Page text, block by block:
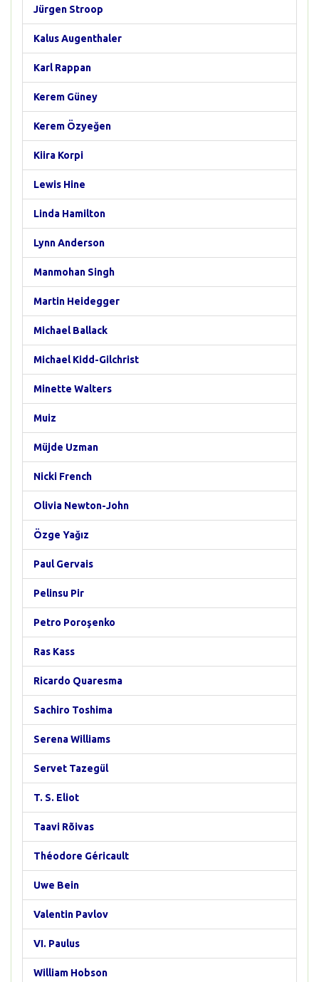
Jürgen Stroop
Kalus Augenthaler
Karl Rappan
Kerem Güney
Kerem Özyeğen
Kiira Korpi
Lewis Hine
Linda Hamilton
Lynn Anderson
Manmohan Singh
Martin Heidegger
Michael Ballack
Michael Kidd-Gilchrist
Minette Walters
Muiz
Müjde Uzman
Nicki French
Olivia Newton-John
Özge Yağız
Paul Gervais
Pelinsu Pir
Petro Poroşenko
Ras Kass
Ricardo Quaresma
Sachiro Toshima
Serena Williams
Servet Tazegül
T. S. Eliot
Taavi Rõivas
Théodore Géricault
Uwe Bein
Valentin Pavlov
VI. Paulus
William Hobson